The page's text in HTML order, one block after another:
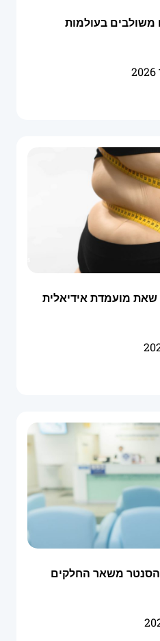
משולבים בעולמות
– 5 סימנים שאת מועמדת אידיאלית
משאר החלקים